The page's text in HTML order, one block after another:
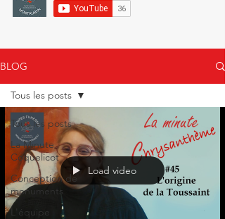
BLOG
Tous les posts
La Minute
Coquelicot
Conception de
monuments
L'équipe
Tous les posts
Load video